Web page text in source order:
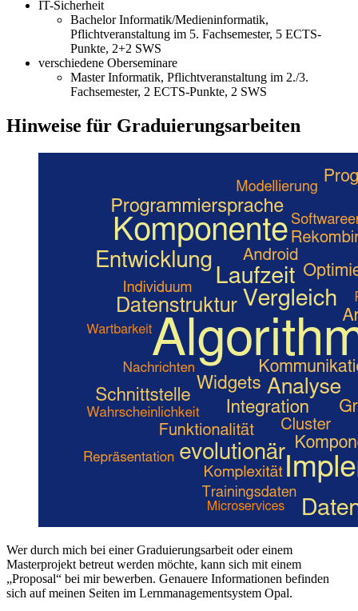
IT-Sicherheit
Bachelor Informatik/Medieninformatik,
Pflichtveranstaltung im 5. Fachsemester, 5 ECTS-
Punkte, 2+2 SWS
verschiedene Oberseminare
Master Informatik, Pflichtveranstaltung im 2./3.
Fachsemester, 2 ECTS-Punkte, 2 SWS
Hinweise für Graduierungsarbeiten
Wer durch mich bei einer Graduierungsarbeit oder einem
Masterprojekt betreut werden möchte, kann sich mit einem
„Proposal“ bei mir bewerben. Genauere Informationen befinden
sich auf meinen Seiten im Lernmanagementsystem Opal.